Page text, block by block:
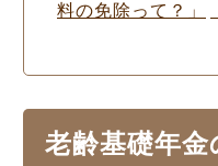
料の免除って？」
老齢基礎年